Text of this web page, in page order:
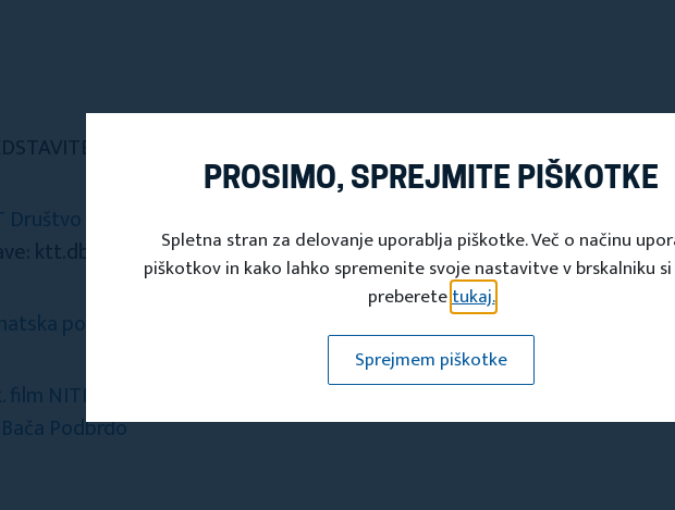
KTT DRUŠTVA BAŠKA DEDIŠČINA
Društvo Baška dediščina
/ upravljalci treh spomenikov tehniške
ktt.dbd@gmail.com /
pot Na svoji zemlji
/ upravljalci tematske poti, najave obiska:
film NITI IN VOZLI PONOSA TVI BAČA PODBRDO, 2020/ Dobra zgodba /
Podbrdo
PROSIMO, SPREJMITE PIŠKOTKE
Spletna stran za delovanje uporablja piškotke. Več o načinu
piškotkov in kako lahko spremenite svoje nastavitve v brskalniku
preberetetukaj.
Sprejmem piškotke